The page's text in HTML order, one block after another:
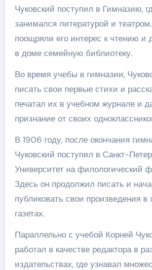
Чуковский поступил в Гимназию,
занимался литературой и
поощряли его интерес к чтению и
в доме семейную библиотеку.
Во время учебы в гимназии,
писать свои первые стихи и
печатал их в учебном журнале и
признание от своих
В 1906 году, после окончания
Чуковский поступил в Санкт-
Университет на филологический
Здесь он продолжил писать и
публиковать свои произведения в
газетах.
Параллельно с учебой Корней
работал в качестве редактора в
издательствах, где узнавал